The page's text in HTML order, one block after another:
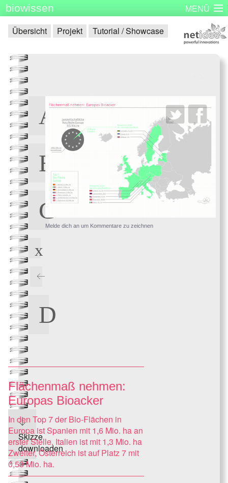
biowissen MENÜ
Startseite Skizzenbücher Plakatserie Dinge
Impressum
Übersicht Projekt Tutorial / Showcase
Skizze
downloaden
Melde dich an um Kommentare zu zeichnen
Flächenmaß nehmen:
Europas Bioacker
In den Top 7 der Bio-Flächen in
Europa ist Spanien mit 1,6 Mio. ha an
erster Stelle, Italien ist mit 1,3 Mio. ha
Zweiter, Österreich ist auf Platz 7 mit
0,53 Mio. ha.